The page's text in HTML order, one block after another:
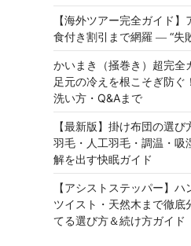
【海外ツアー完全ガイド
食付き割引まで網羅 ― “失
かいまき（掻巻き）超完全
足元の冷えを根こそぎ防ぐ
洗い方・Q&Aまで
【最新版】掛け布団の選び
羽毛・人工羽毛・調温・
解を出す快眠ガイド
【アシストステッパー】
ツイスト・天然木まで徹底
てる選び方＆続け方ガイド